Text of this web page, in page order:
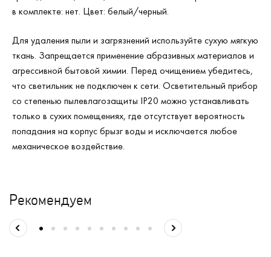
в комплекте: нет. Цвет: белый/черный.
Для удаления пыли и загрязнений используйте сухую мягкую
ткань. Запрещается применение абразивных материалов и
агрессивной бытовой химии. Перед очищением убедитесь,
что светильник не подключен к сети. Осветительный прибор
со степенью пылевлагозащиты IP20 можно устанавливать
только в сухих помещениях, где отсутствует вероятность
попадания на корпус брызг воды и исключается любое
механическое воздействие.
Рекомендуем